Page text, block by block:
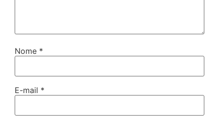
Nome *
E-mail *